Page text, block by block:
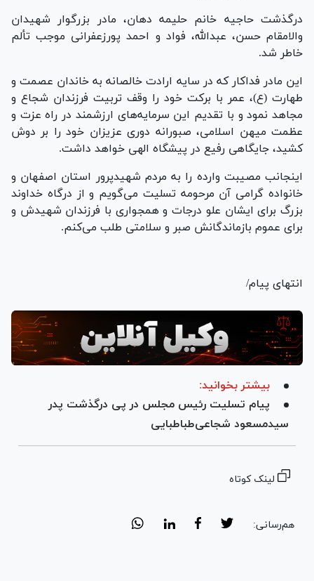
درگذشت حاجیه خانم حلیمه دهان، مادر بزرگوار شهیدان
والامقام حسن، عبدالله، فواد و احمد پورزعفرانی موجب تألم
خاطر شد.
این مادر فداکار که در سایه ارادت خالصانه به خاندان عصمت و
طهارت (ع)، عمر با برکت خود را وقف تربیت فرزندان شجاع و
مجاهد نمود و با تقدیم این سرمایه‌های ارزشمند در راه عزت و
عظمت میهن اسلامی، صبورانه دوری عزیزان خود را بر دوش
کشید، جایگاهی رفیع در پیشگاه الهی خواهد داشت.
اینجانب مصیبت وارده را به مردم شهیدپرور استان اصفهان و
خانواده گرامی آن مرحومه تسلیت می‌گویم و از درگاه خداوند
بزرگ برای ایشان علو درجات و همجواری با فرزندان شهیدش و
برای عموم بازماندگانش صبر و سلامتی طلب می‌کنم.
انتهای پیام/
بیشتر بخوانید:
پیام تسلیت رئیس مجلس در پی درگذشت پدر
سیدمسعود شجاعی‌طباطبایی
لینک کوتاه
هم‌رسانی: